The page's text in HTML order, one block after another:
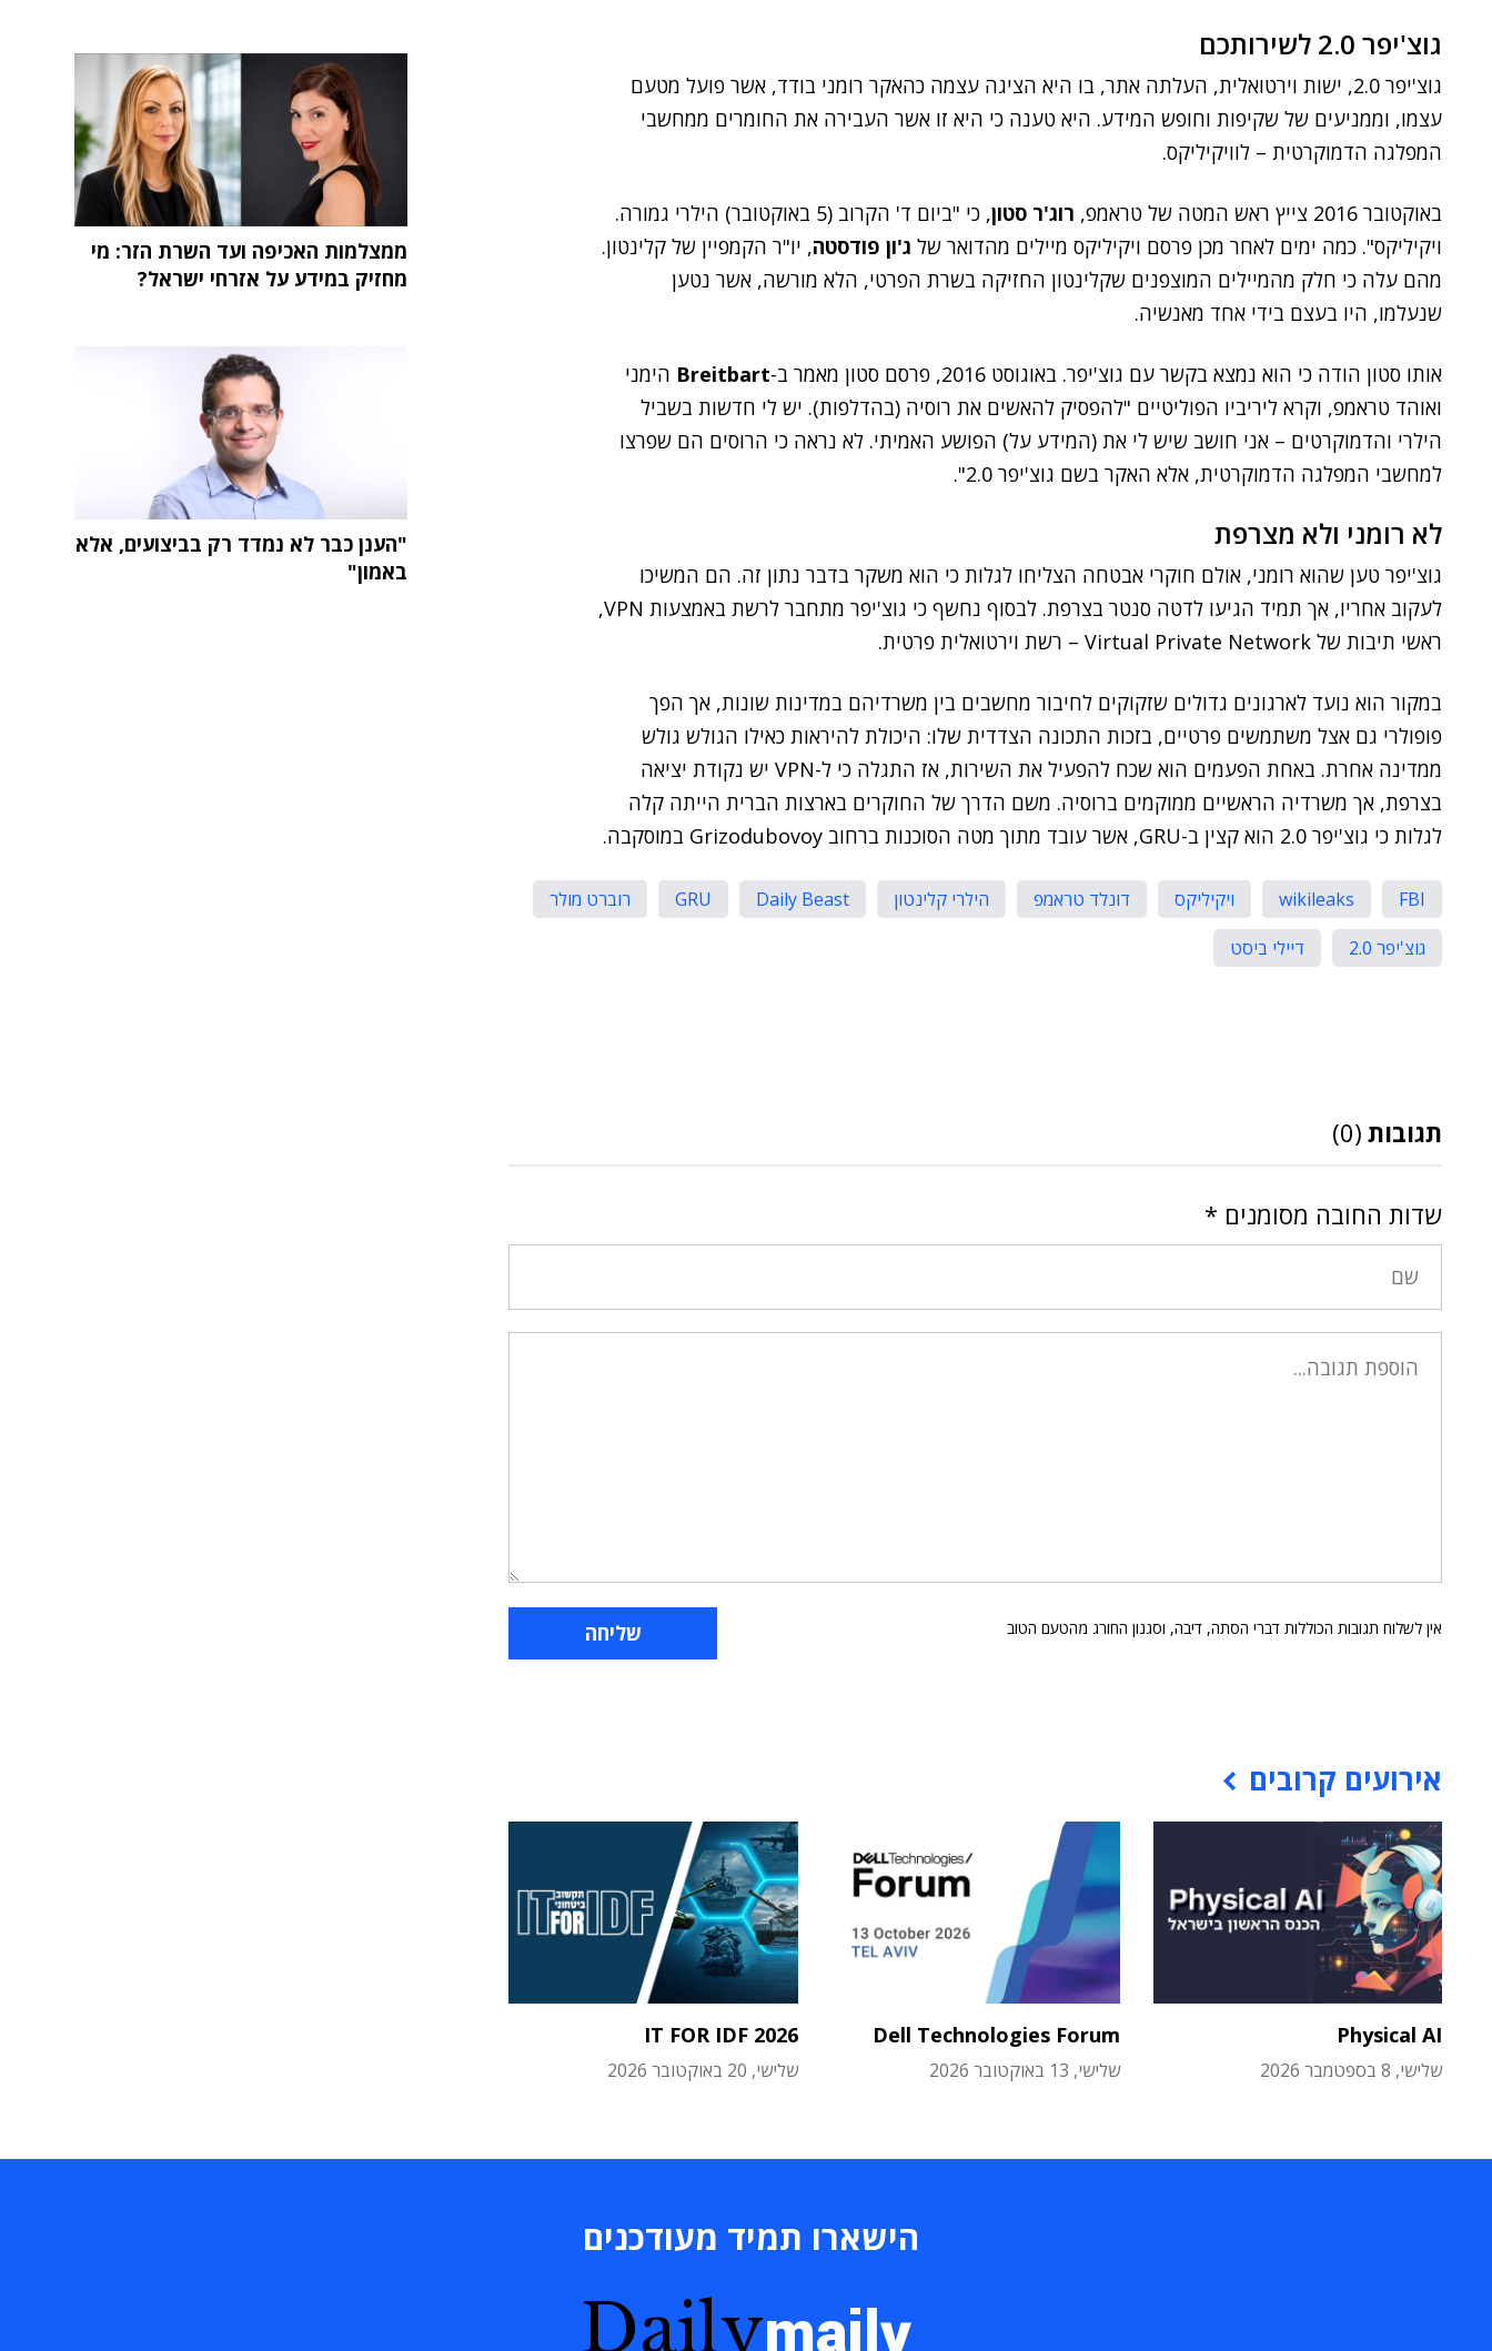
גוצ'יפר 2.0 לשירותכם
גוצ'יפר 2.0, ישות וירטואלית, העלתה אתר, בו היא הציגה עצמה כהאקר רומני בודד, אשר פועל מטעם
עצמו, וממניעים של שקיפות וחופש המידע. היא טענה כי היא זו אשר העבירה את החומרים ממחשבי
המפלגה הדמוקרטית – לוויקיליקס.
באוקטובר 2016 צייץ ראש המטה של טראמפ, רוג'ר סטון
, כי "ביום ד' הקרוב (5 באוקטובר) הילרי גמורה.
ויקיליקס". כמה ימים לאחר מכן פרסם ויקיליקס מיילים מהדואר של ג'ון פודסטה, יו"ר הקמפיין של קלינטון.
מהם עלה כי חלק מהמיילים המוצפנים שקלינטון החזיקה בשרת הפרטי, הלא מורשה, אשר נטען
שנעלמו, היו בעצם בידי אחד מאנשיה.
אותו סטון הודה כי הוא נמצא בקשר עם גוצ'יפר. באוגוסט 2016, פרסם סטון מאמר ב- Breitbart הימני
ואוהד טראמפ, וקרא ליריביו הפוליטיים "להפסיק להאשים את רוסיה (בהדלפות). יש לי חדשות בשביל
הילרי והדמוקרטים – אני חושב שיש לי את (המידע על) הפושע האמיתי. לא נראה כי הרוסים הם שפרצו
למחשבי המפלגה הדמוקרטית, אלא האקר בשם גוצ'יפר 2.0".
לא רומני ולא מצרפת
גוצ'יפר טען שהוא רומני, אולם חוקרי אבטחה הצליחו לגלות כי הוא משקר בדבר נתון זה. הם המשיכו
לעקוב אחריו, אך תמיד הגיעו לדטה סנטר בצרפת. לבסוף נחשף כי גוצ'יפר מתחבר לרשת באמצעות VPN,
ראשי תיבות של Virtual Private Network – רשת וירטואלית פרטית.
במקור הוא נועד לארגונים גדולים שזקוקים לחיבור מחשבים בין משרדיהם במדינות שונות, אך הפך
פופולרי גם אצל משתמשים פרטיים, בזכות התכונה הצדדית שלו: היכולת להיראות כאילו הגולש גולש
ממדינה אחרת. באחת הפעמים הוא שכח להפעיל את השירות, אז התגלה כי ל-VPN יש נקודת יציאה
בצרפת, אך משרדיה הראשיים ממוקמים ברוסיה. משם הדרך של החוקרים בארצות הברית הייתה קלה
לגלות כי גוצ'יפר 2.0 הוא קצין ב-GRU, אשר עובד מתוך מטה הסוכנות ברחוב Grizodubovoy במוסקבה.
FBI
wikileaks ויקיליקס דונלד טראמפ הילרי קלינטון Daily Beast
GRU
רוברט מולר
גוצ'יפר 2.0
דיילי ביסט
תגובות (0)
שדות החובה מסומנים *
אין לשלוח תגובות הכוללות דברי הסתה, דיבה, וסגנון החורג מהטעם הטוב
אירועים קרובים
Physical AI
שלישי, 8 בספטמבר 2026
Dell Technologies Forum
שלישי, 13 באוקטובר 2026
IT FOR IDF 2026
שלישי, 20 באוקטובר 2026
ממצלמות האכיפה ועד השרת הזר: מי
מחזיק במידע על אזרחי ישראל?
"הענן כבר לא נמדד רק בביצועים, אלא
באמון"
הישארו תמיד מעודכנים
Dailymaily